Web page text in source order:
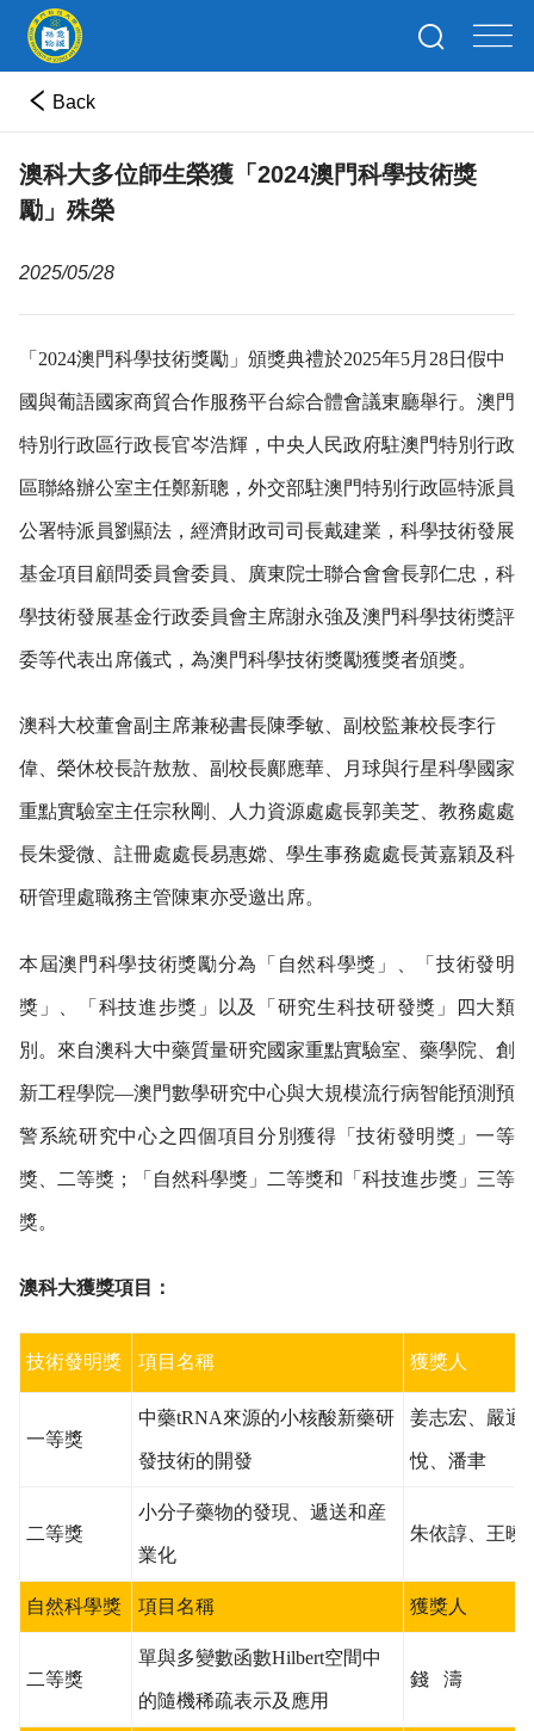
Back
澳科大多位師生榮獲「2024澳門科學技術獎
勵」殊榮
2025/05/28
「2024澳門科學技術獎勵」頒獎典禮於2025年5月28日假中
國與葡語國家商貿合作服務平台綜合體會議東廳舉行。澳門
特別行政區行政長官岑浩輝，中央人民政府駐澳門特別行政
區聯絡辦公室主任鄭新聰，外交部駐澳門特别行政區特派員
公署特派員劉顯法，經濟財政司司長戴建業，科學技術發展
基金項目顧問委員會委員、廣東院士聯合會會長郭仁忠，科
學技術發展基金行政委員會主席謝永強及澳門科學技術獎評
委等代表出席儀式，為澳門科學技術獎勵獲獎者頒獎。
澳科大校董會副主席兼秘書長陳季敏、副校監兼校長李行
偉、榮休校長許敖敖、副校長鄺應華、月球與行星科學國家
重點實驗室主任宗秋剛、人力資源處處長郭美芝、教務處處
長朱愛微、註冊處處長易惠嫦、學生事務處處長黃嘉穎及科
研管理處職務主管陳東亦受邀出席。
本屆澳門科學技術獎勵分為「自然科學獎」、「技術發明
獎」、「科技進步獎」以及「研究生科技研發獎」四大類
別。來自澳科大中藥質量研究國家重點實驗室、藥學院、創
新工程學院—澳門數學研究中心與大規模流行病智能預測預
警系統研究中心之四個項目分別獲得「技術發明獎」一等
獎、二等獎；「自然科學獎」二等獎和「科技進步獎」三等
獎。
澳科大獲獎項目：
技術發明獎 項目名稱 獲獎人
一等獎
中藥tRNA來源的小核酸新藥研
發技術的開發
姜志宏、嚴通
悅、潘聿
二等獎
小分子藥物的發現、遞送和産
業化
朱依諄、王曉
自然科學獎 項目名稱 獲獎人
二等獎
單與多變數函數Hilbert空間中
的隨機稀疏表示及應用
錢 濤